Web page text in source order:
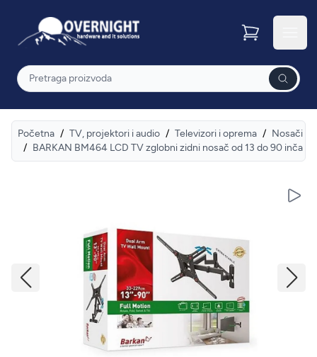
Overnight
Pretraga
Početna / TV, projektori i audio / Televizori i oprema / Nosači
/ BARKAN BM464 LCD TV zglobni zidni nosač od 13 do 90 inča